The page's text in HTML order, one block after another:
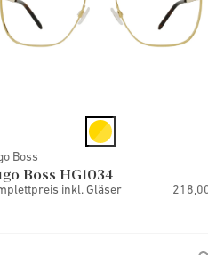
Boss
Boss HG1034
inkl. Gläser